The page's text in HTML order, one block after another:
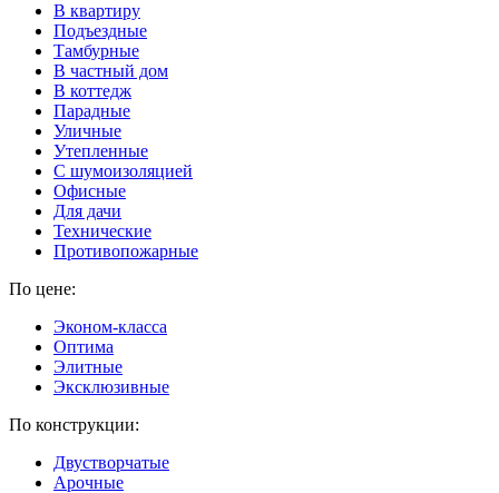
В квартиру
Подъездные
Тамбурные
В частный дом
В коттедж
Парадные
Уличные
Утепленные
C шумоизоляцией
Офисные
Для дачи
Технические
Противопожарные
По цене:
Эконом-класса
Оптима
Элитные
Эксклюзивные
По конструкции:
Двустворчатые
Арочные